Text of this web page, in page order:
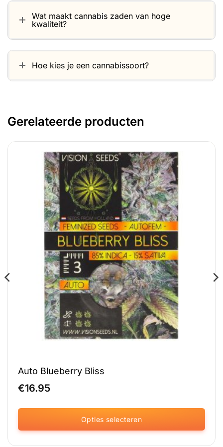
Wat maakt cannabis zaden van hoge
kwaliteit?
Hoe kies je een cannabissoort?
Gerelateerde producten
Auto Blueberry Bliss
€16.95
Opties selecteren
Dit